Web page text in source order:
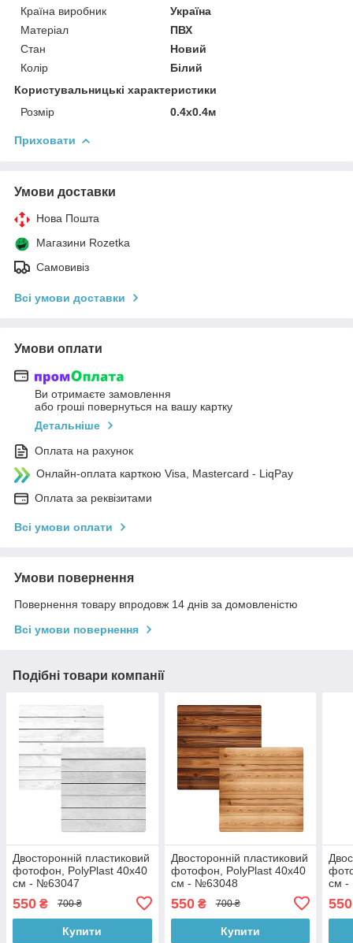
Країна виробник
Україна
Матеріал
ПВХ
Стан
Новий
Колір
Білий
Користувальницькі характеристики
Розмір
0.4x0.4м
Приховати
Умови доставки
Нова Пошта
Магазини Rozetka
Самовивіз
Всі умови доставки
Умови оплати
Ви отримаєте замовлення
або гроші повернуться на вашу картку
Детальніше
Оплата на рахунок
Онлайн-оплата карткою Visa, Mastercard - LiqPay
Оплата за реквізитами
Всі умови оплати
Умови повернення
Повернення товару впродовж 14 днів за домовленістю
Всі умови повернення
Подібні товари компанії
Двосторонній пластиковий
фотофон, PolyPlast 40x40
см - №63047
550 ₴ 700 ₴
Купити
Двосторонній пластиковий
фотофон, PolyPlast 40x40
см - №63048
550₴ 700 ₴
Купити
см -
550